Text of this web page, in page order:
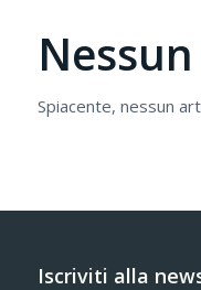
Spiacente, nessun
Iscriviti alla